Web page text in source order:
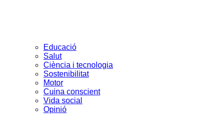
Educació
Salut
Ciència i tecnologia
Sostenibilitat
Motor
Cuina conscient
Vida social
Opinió